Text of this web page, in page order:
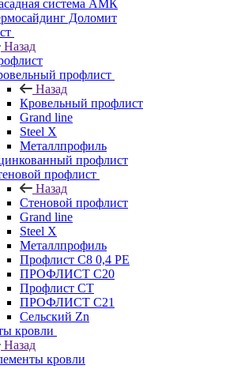
система АМК
Доломит
Назад
профлист
Назад
Кровельный профлист
Grand line
Steel X
Металлпрофиль
профлист
профлист
Назад
Стеновой профлист
Grand line
Steel X
Металлпрофиль
Профлист С8 0,4 РЕ
ПРОФЛИСТ С20
Профлист СТ
ПРОФЛИСТ С21
Сельский Zn
кровли
Назад
кровли